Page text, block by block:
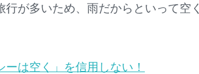
が多いため、雨だからといって空く
は空く」を信用しない！